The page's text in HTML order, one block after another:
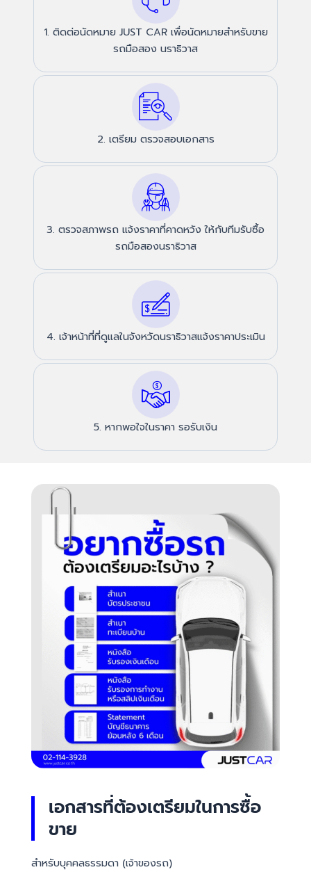
1. ติดต่อนัดหมาย JUST CAR เพื่อนัดหมายสำหรับขาย
รถมือสอง นราธิวาส
2. เตรียม ตรวจสอบเอกสาร
3. ตรวจสภาพรถ แจ้งราคาที่คาดหวัง ให้กับทีมรับซื้อ
รถมือสองนราธิวาส
4. เจ้าหน้าที่ที่ดูแลในจังหวัดนราธิวาสแจ้งราคาประเมิน
5. หากพอใจในราคา รอรับเงิน
เอกสารที่ต้องเตรียมในการซื้อ
ขาย
สำหรับบุคคลธรรมดา (เจ้าของรถ)